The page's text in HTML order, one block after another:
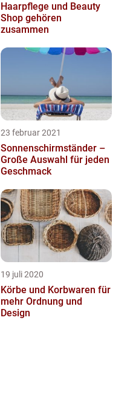
Haarpflege und Beauty
Shop gehören
zusammen
23 februar 2021
Sonnenschirmständer –
Große Auswahl für jeden
Geschmack
19 juli 2020
Körbe und Korbwaren für
mehr Ordnung und
Design